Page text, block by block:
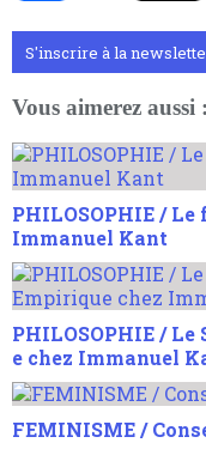
S'inscrire à la
Vous aimerez aussi :
PHILOSOPHIE /
Immanuel Kant
PHILOSOPHIE /
e chez Immanuel
FEMINISME /